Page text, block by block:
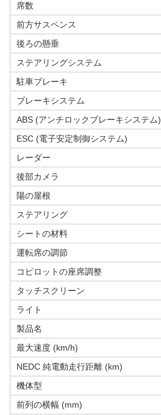
席数
前方サスペンス
後ろの懸垂
ステアリングシステム
駐車ブレーキ
ブレーキシステム
ABS (アンチロックブレーキシステム)
ESC (電子安定制御システム)
レーダー
後部カメラ
陽の屋根
ステアリング
シートの材料
運転席の調節
コピロットの座席調整
タッチスクリーン
ライト
製品名
最大速度 (km/h)
NEDC 純電動走行距離 (km)
機体型
前列の横幅 (mm)